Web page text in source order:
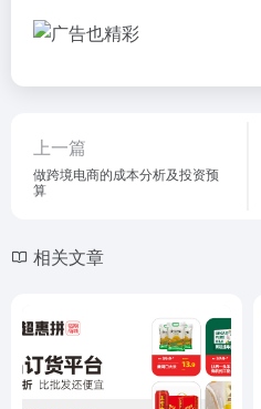
上一篇
做跨境电商的成本分析及投资预
算
相关文章